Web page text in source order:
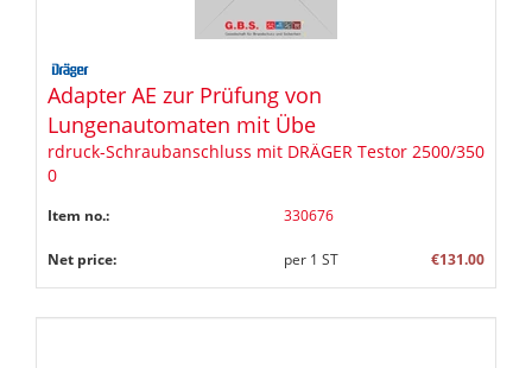
Adapter AE zur Prüfung von
Lungenautomaten mit Übe
rdruck-Schraubanschluss mit DRÄGER Testor 2500/350
0
Item no.: 330676
Net price: per 1 ST €131.00